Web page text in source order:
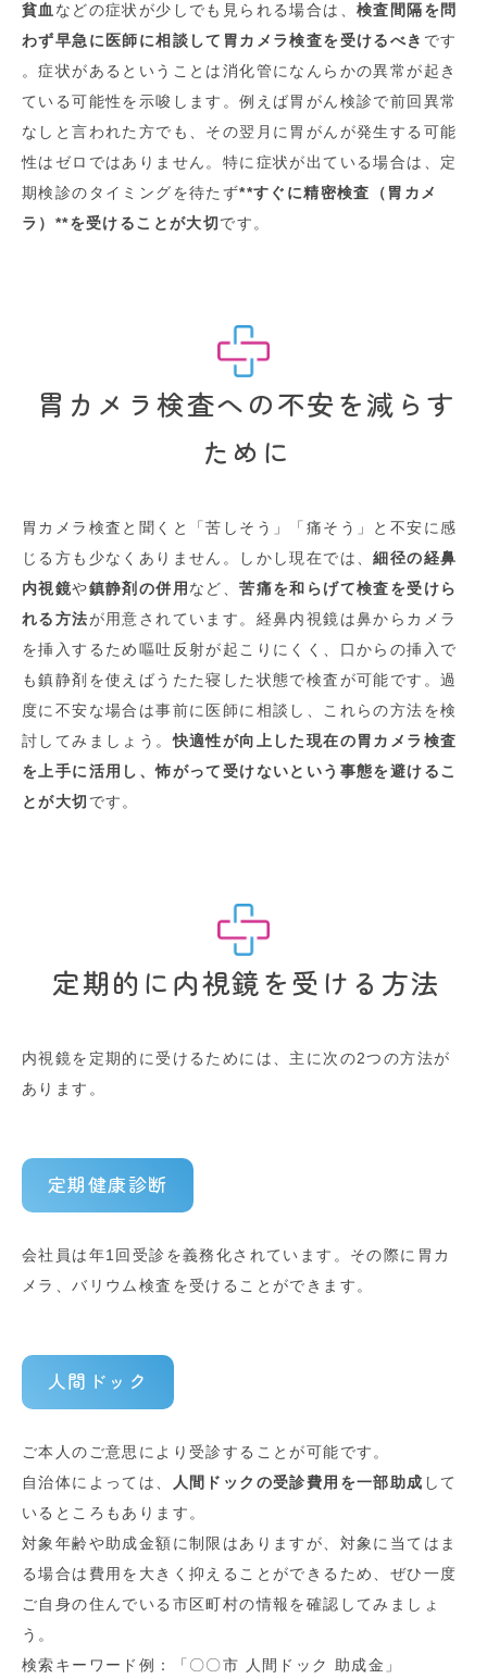
貧血などの症状が少しでも見られる場合は、検査間隔を問
わず早急に医師に相談して胃カメラ検査を受けるべき です
。症状があるということは消化管になんらかの異常が起き
ている可能性を示唆します。例えば胃がん検診で前回異常
なしと言われた方でも、その翌月に胃がんが発生する可能
性はゼロではありません。特に症状が出ている場合は、定
期検診のタイミングを待たず**すぐに精密検査（胃カメ
ラ）**を受けることが大切です。
胃カメラ検査への不安を減らす
ために
胃カメラ検査と聞くと「苦しそう」「痛そう」と不安に感
じる方も少なくありません。しかし現在では、細径の経鼻
内視鏡や鎮静剤の併用 など、苦痛を和らげて検査を受けら
れる方法が用意されています。経鼻内視鏡は鼻からカメラ
を挿入するため嘔吐反射が起こりにくく、口からの挿入で
も鎮静剤を使えばうたた寝した状態で検査が可能です 。過
度に不安な場合は事前に医師に相談し、これらの方法を検
討してみましょう。快適性が向上した現在の胃カメラ検査
を上手に活用し、怖がって受けないという事態を避けるこ
とが大切 です。
定期的に内視鏡を受ける方法
内視鏡を定期的に受けるためには、主に次の2つの方法が
あります。
定期健康診断
会社員は年1回受診を義務化されています。その際に胃カ
メラ、バリウム検査を受けることができます。
人間ドック
ご本人のご意思により受診することが可能です。
自治体によっては、
人間ドックの受診費用を一部助成 して
いるところもあります。
対象年齢や助成金額に制限はありますが、対象に当てはま
る場合は費用を大きく抑えることができるため、ぜひ一度
ご自身の住んでいる市区町村の情報を確認してみましょ
う。
検索キーワード例：「〇〇市 人間ドック 助成金」